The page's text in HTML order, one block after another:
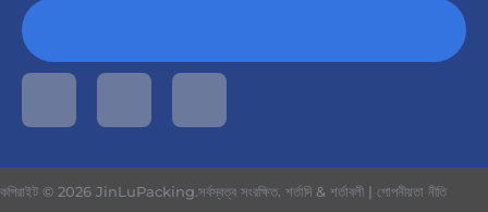
কপিরাইট © 2026 JinLuPacking.সর্বস্বত্ব সংরক্ষিত. শর্তাদি & শর্তাবলী | গোপনীয়তা নীতি